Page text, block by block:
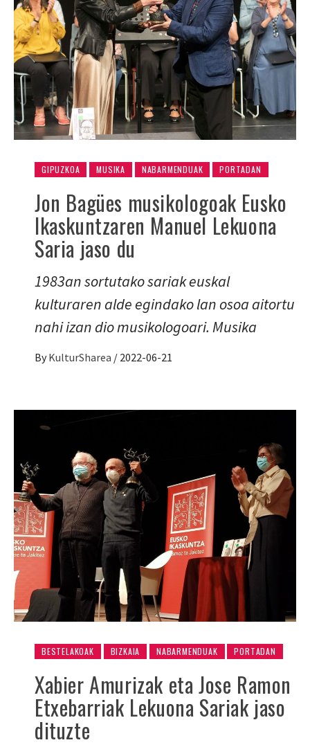
GIPUZKOA MUSIKA NABARMENDUAK PORTADAN
Jon Bagües musikologoak Eusko
Ikaskuntzaren Manuel Lekuona
Saria jaso du
1983an sortutako sariak euskal
kulturaren alde egindako lan osoa aitortu
nahi izan dio musikologoari. Musika
By KulturSharea / 2022-06-21
BESTELAKOAK BIZKAIA NABARMENDUAK PORTADAN
Xabier Amurizak eta Jose Ramon
Etxebarriak Lekuona Sariak jaso
dituzte